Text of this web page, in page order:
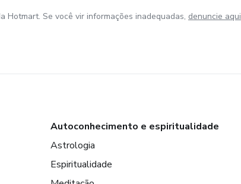
Se você vir informações inadequadas, denuncie aqui
Autoconhecimento e espiritualidade
Astrologia
Espiritualidade